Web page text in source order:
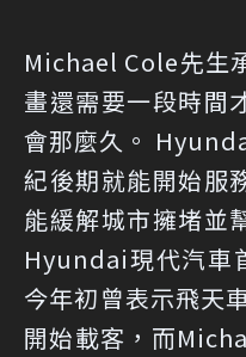
Michael Cole先生
畫還需要一段時間
會那麼久。
紀後期就能開始服
能緩解城市擁堵並
Hyundai現代汽車
今年初曾表示飛天
開始載客，而